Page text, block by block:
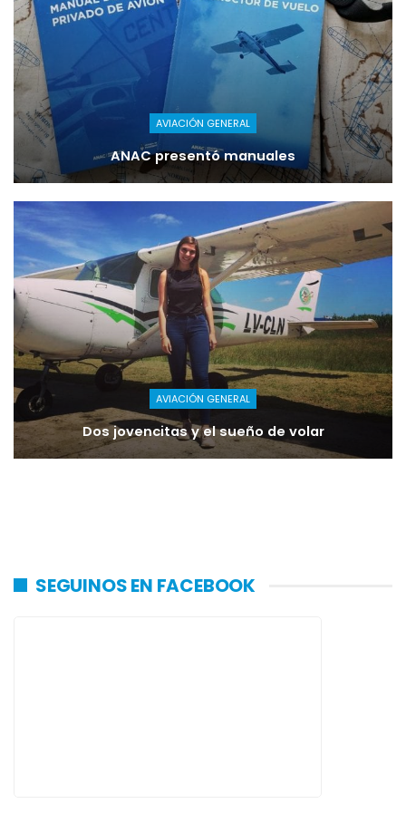
AVIACIÓN GENERAL
ANAC presentó manuales
AVIACIÓN GENERAL
Dos jovencitas y el sueño de volar
SEGUINOS EN FACEBOOK